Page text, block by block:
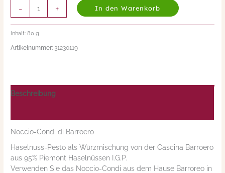
- + In den Warenkorb
Inhalt: 80g
Artikelnummer: 31230119
Beschreibung
Noccio-Condi di Barroero
Haselnuss-Pesto als Würzmischung von der Cascina Barroero
aus 95% Piemont Haselnüssen I.G.P.
Verwenden Sie das Noccio-Condi aus dem Hause Barroreo in